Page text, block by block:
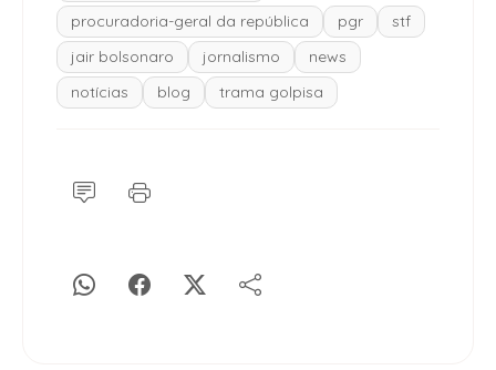
procuradoria-geral da república
pgr
stf
jair bolsonaro
jornalismo
news
notícias
blog trama golpisa